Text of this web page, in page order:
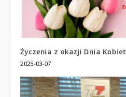
Życzenia z okazji Dnia Kobiet
2025-03-07